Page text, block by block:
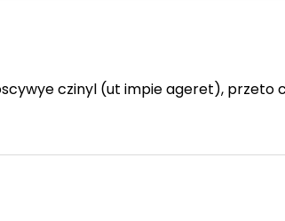
czinyl (ut impie ageret), przeto